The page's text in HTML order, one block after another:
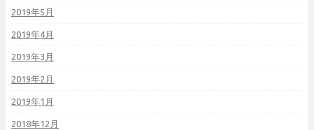
2019年5月
2019年4月
2019年3月
2019年2月
2019年1月
2018年12月